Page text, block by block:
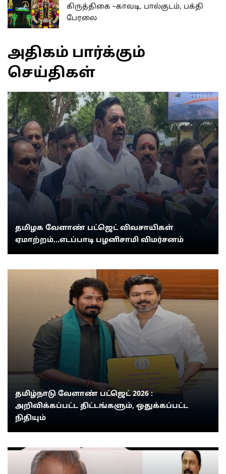
கிருத்திகை –காவடி, பால்குடம், பக்தி
பேரலை
அதிகம் பார்க்கும்
செய்திகள்
தமிழக வேளாண் பட்ஜெட் விவசாயிகள்
ஏமாற்றம்...எடப்பாடி பழனிசாமி விமர்சனம்
தமிழ்நாடு வேளாண் பட்ஜெட் 2026 :
அறிவிக்கப்பட்ட திட்டங்களும், ஒதுக்கப்பட்ட
நிதியும்